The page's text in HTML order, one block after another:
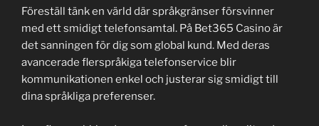
Föreställ tänk en värld där språkgränser försvinner
med ett smidigt telefonsamtal. På Bet365 Casino är
det sanningen för dig som global kund. Med deras
avancerade flerspråkiga telefonservice blir
kommunikationen enkel och justerar sig smidigt till
dina språkliga preferenser.